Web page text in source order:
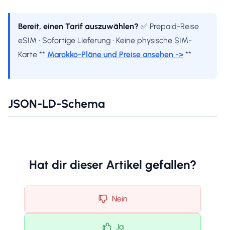
Bereit, einen Tarif auszuwählen? ✅ Prepaid-Reise
eSIM • Sofortige Lieferung • Keine physische SIM-
Karte ** Marokko-Pläne und Preise ansehen -> **
JSON-LD-Schema
Hat dir dieser Artikel gefallen?
Nein
Ja